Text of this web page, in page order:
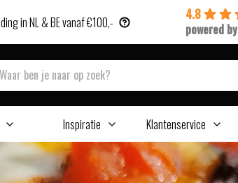
in NL & BE vanaf €100,-
4.8
powered by
Inspiratie Klantenservice